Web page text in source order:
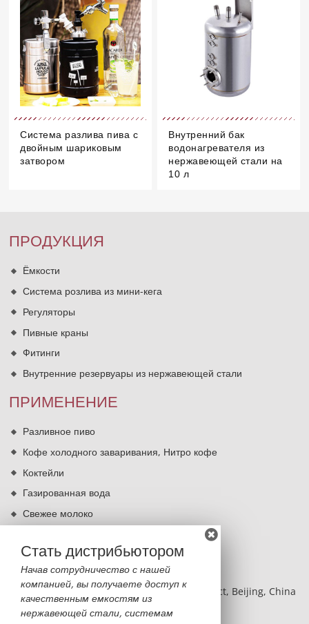
Система разлива пива с
двойным шариковым
затвором
Внутренний бак
водонагревателя из
нержавеющей стали на
10 л
Стать дистрибьютором
Начав сотрудничество с нашей
компанией, вы получаете доступ к
качественным емкостям из
нержавеющей стали, системам
ПРОДУКЦИЯ
Ёмкости
Система розлива из мини-кега
Регуляторы
Пивные краны
Фитинги
Внутренние резервуары из нержавеющей стали
ПРИМЕНЕНИЕ
Разливное пиво
Кофе холодного заваривания, Нитро кофе
Коктейли
Газированная вода
Свежее молоко
КОНТАКТЫ
BLDG 2, NO.8 Hangfeng RD, Fengtai District, Beijing, China
Monica Sun